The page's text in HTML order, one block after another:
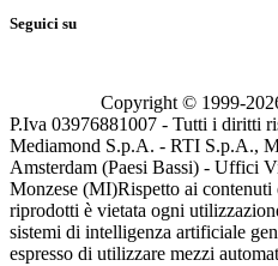
Seguici su
Copyright © 1999-
P.Iva 03976881007 - Tutti i diritti
Mediamond S.p.A. - RTI S.p.A.,
Amsterdam (Paesi Bassi) - Uffici
Monzese (MI)Rispetto ai contenuti
riprodotti è vietata ogni
sistemi di intelligenza artificiale
espresso di utilizzare mezzi